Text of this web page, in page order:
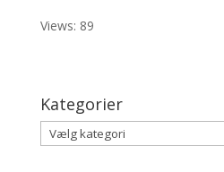
Views: 89
Kategorier
Kategorier